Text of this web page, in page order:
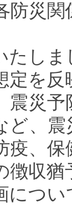
防災
しま
定を
震災
ど、
疫、
徴収
につ